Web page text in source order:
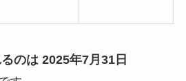
のは 2025年7月31日